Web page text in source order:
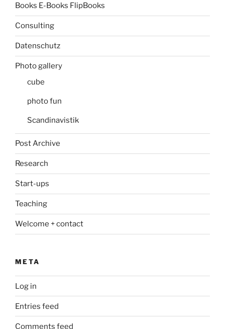
Books E-Books FlipBooks
Consulting
Datenschutz
Photo gallery
cube
photo fun
Scandinavistik
Post Archive
Research
Start-ups
Teaching
Welcome + contact
META
Log in
Entries feed
Comments feed